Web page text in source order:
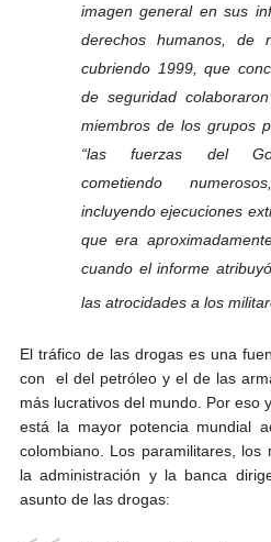
imagen general en sus
derechos humanos, de
cubriendo 1999, que
de seguridad
miembros de los grupos
“las fuerzas del
cometiendo
incluyendo ejecuciones
que era
cuando el informe
las atrocidades a los
El tráfico de las drogas es una
con el del petróleo y el de las
más lucrativos del mundo. Por eso
está la mayor potencia mundial
colombiano. Los paramilitares, los
la administración y la banca
asunto de las drogas: